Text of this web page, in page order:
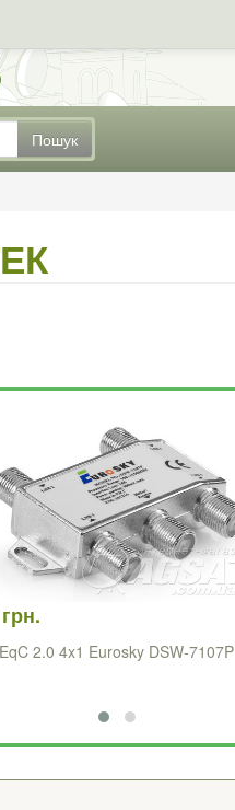
Пошук
2.0 4x1 Eurosky DSW-7107P